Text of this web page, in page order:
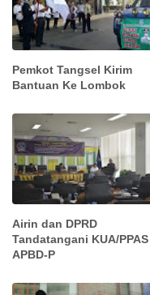
Pemkot Tangsel Kirim
Bantuan Ke Lombok
Airin dan DPRD
Tandatangani KUA/PPAS
APBD-P